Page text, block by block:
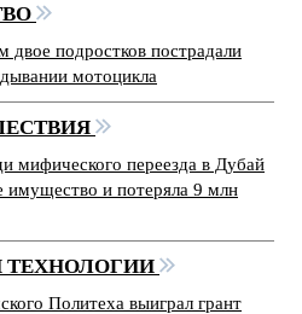
подростков пострадали
мотоцикла
мифического переезда в Дубай
имущество и потеряла 9 млн
ТЕХНОЛОГИИ
Политеха выиграл грант